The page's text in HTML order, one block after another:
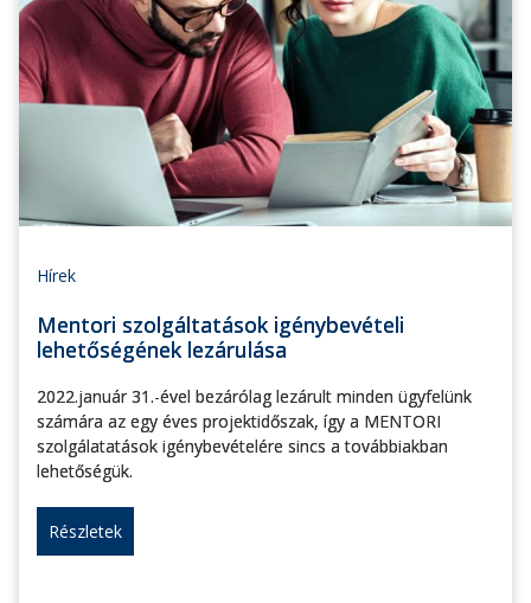
Hírek
Mentori szolgáltatások igénybevételi
lehetőségének lezárulása
2022.január 31.-ével bezárólag lezárult minden ügyfelünk
számára az egy éves projektidőszak, így a MENTORI
szolgálatatások igénybevételére sincs a továbbiakban
lehetőségük.
Részletek